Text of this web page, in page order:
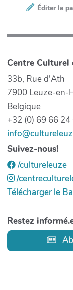
Éditer la
Centre Culturel
33b, Rue d'Ath
7900 Leuze-en-
Belgique
+32 (0) 69 66 24
Suivez-nous!
/cultureleuze
/
Télécharger le
Restez